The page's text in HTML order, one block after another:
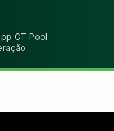
CT Pool